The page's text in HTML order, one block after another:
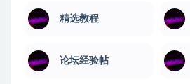
精选教程
论坛经验帖